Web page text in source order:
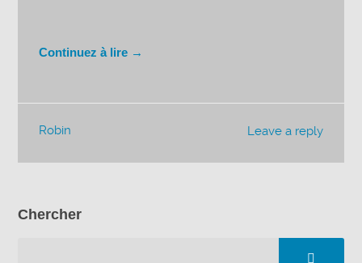
Continuez à lire →
Leave a reply
Robin
Chercher